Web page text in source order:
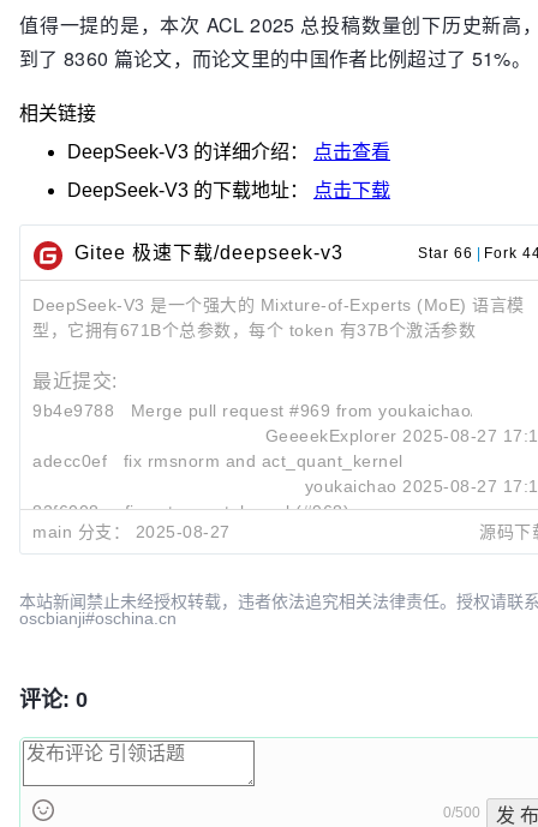
值得一提的是，本次 ACL 2025 总投稿数量创下历史新高
到了 8360 篇论文，而论文里的中国作者比例超过了 51%。
相关链接
DeepSeek-V3 的详细介绍：
点击查看
DeepSeek-V3 的下载地址： 点击下载
Gitee 极速下载/deepseek-v3 Star 66 | Fork
DeepSeek-V3 是一个强大的 Mixture-of-Experts (MoE) 语言模
型，它拥有671B个总参数，每个 token 有37B个激活参数
最近提交:
9b4e9788
Merge pull request #969 from youkaichao/
GeeeekExplorer 2025-08-27
adecc0ef
fix rmsnorm and act_quant_kernel
youkaichao 2025-08-27
82f6008c
fix act_quant_kernel (#968)
2025-08-27
main 分支： 2025-08-27 源码下
本站新闻禁止未经授权转载，违者依法追究相关法律责任。授权请联
oscbianji#oschina.cn
评论: 0
0/500 发 布